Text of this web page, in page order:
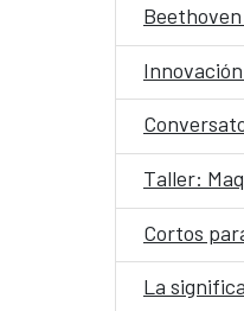
Beethoven
Taller:
Cortos
La